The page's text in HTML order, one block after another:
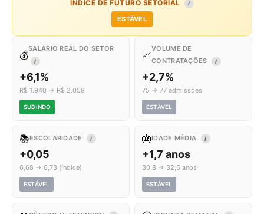
ÍNDICE DE FUTURO SETORIAL I
ESTÁVEL
💰
SALÁRIO REAL DO SETOR
I
+6,1%
R$ 1.940 → R$ 2.059
SUBINDO
📈
VOLUME DE
CONTRATAÇÕES
I
+2,7%
75 → 77 admissões
ESTÁVEL
📚ESCOLARIDADE I
+0,05
6,68 → 6,73 (índice)
ESTÁVEL
🎂IDADE MÉDIA I
+1,7 anos
30,8 → 32,5 anos
ESTÁVEL